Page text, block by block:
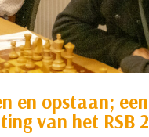
en opstaan; een
van het RSB 2